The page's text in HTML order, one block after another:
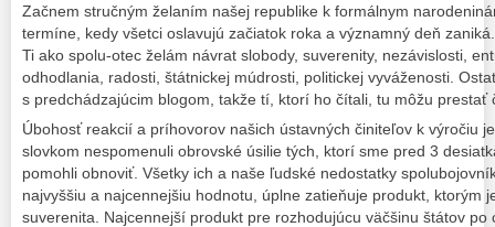
Začnem stručným želaním našej republike k formálnym
termíne, kedy všetci oslavujú začiatok roka a významný deň
Ti ako spolu-otec želám návrat slobody, suverenity, nezávislosti,
odhodlania, radosti, štátnickej múdrosti, politickej vyváženosti.
s predchádzajúcim blogom, takže tí, ktorí ho čítali, tu môžu prestať
Úbohosť reakcií a príhovorov našich ústavných činiteľov k výročiu
slovkom nespomenuli obrovské úsilie tých, ktorí sme pred 3
pomohli obnoviť. Všetky ich a naše ľudské nedostatky
najvyššiu a najcennejšiu hodnotu, úplne zatieňuje produkt, ktorým
suverenita. Najcennejší produkt pre rozhodujúcu väčšinu štátov po